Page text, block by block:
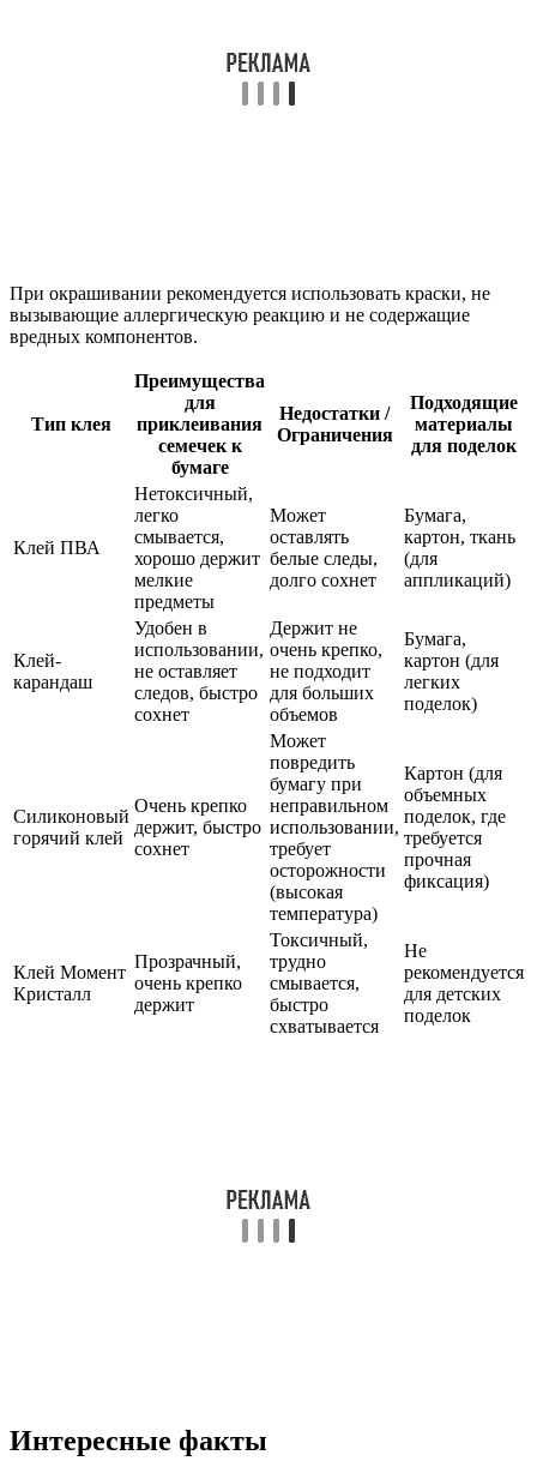
При окрашивании рекомендуется использовать краски, не
вызывающие аллергическую реакцию и не содержащие
вредных компонентов.
Тип клея
Преимущества
для
приклеивания
семечек к
бумаге
Недостатки /
Ограничения
Подходящие
материалы
для поделок
Клей ПВА
Нетоксичный,
легко
смывается,
хорошо держит
мелкие
предметы
Может
оставлять
белые следы,
долго сохнет
Бумага,
картон, ткань
(для
аппликаций)
Клей-
карандаш
Удобен в
использовании,
не оставляет
следов, быстро
сохнет
Держит не
очень крепко,
не подходит
для больших
объемов
Бумага,
картон (для
легких
поделок)
Силиконовый
горячий клей
Очень крепко
держит, быстро
сохнет
Может
повредить
бумагу при
неправильном
использовании,
требует
осторожности
(высокая
температура)
Картон (для
объемных
поделок, где
требуется
прочная
фиксация)
Клей Момент
Кристалл
Прозрачный,
очень крепко
держит
Токсичный,
трудно
смывается,
быстро
схватывается
Не
рекомендуется
для детских
поделок
Интересные факты